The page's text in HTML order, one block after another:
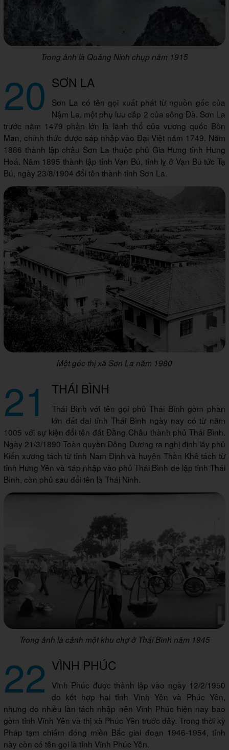
Trong ảnh là Quảng Ninh chụp năm 1915
20 SƠN LA
Sơn La có tên gọi xuất phát từ nguồn gốc của
Nậm La, một phụ lưu cấp 2 của sông Đà. Sơn La
trước năm 1479 phần lớn là lãnh thổ của vương quốc Bồn
Man, chính thức được sáp nhập vào Đại Việt năm 1749. Năm
1886 thành lập châu Sơn La thuộc phủ Gia Hưng tỉnh Hưng
Hoá. Năm 1895 thành lập tỉnh Vạn Bú, tỉnh lỵ ở Vạn Bú tức Tạ
Bú, ngày 23/8/1904 đổi tên thành tỉnh Sơn La.
Một góc thị xã Sơn La năm 1980
21 THÁI BÌNH
Thái Bình với tên gọi phủ Thái Bình gồm phần
lớn đất đai tỉnh Thái Bình ngày nay có từ năm
1005 với sự kiện đổi tên đất Đằng Châu thành phủ Thái Bình.
Ngày 21/3/1890 Toàn quyền Đông Dương ra nghị định lấy phủ
Kiến xương tách từ tỉnh Nam Định và huyện Thần Khê tách từ
tỉnh Hưng Yên và รáp nhập vào phủ Thái Bình để lập tỉnh Thái
Bình, còn phủ sau đổi tên là Thái Ninh.
Trong ảnh là cảnh một khu chợ ở Thái Bình năm 1945
22 VÌNH PHÚC
Vĩnh Phúc được thành lập vào ngày 12/2/1950
do kết hợp hai tỉnh Vĩnh Yên và Phúc Yên,
nhưng do nhiều lần tách nhập nên Vĩnh Phúc hiện nay bao
gồm tỉnh Vĩnh Yên và thị xã Phúc Yên trước đây. Trong thời kỳ
Pháp tạm chiếm đóng miền Bắc giai đoạn 1946-1954, tỉnh
này còn có tên gọi là tỉnh Vĩnh Phúc Yên.